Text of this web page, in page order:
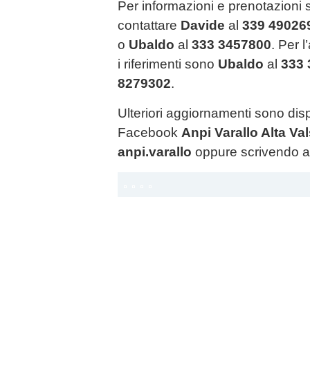
Per informazioni e prenotazioni
contattare Davide al 339
o Ubaldo al 333 3457800. Per
i riferimenti sono Ubaldo al 333
8279302.
Ulteriori aggiornamenti sono
Facebook Anpi Varallo Alta
anpi.varallo oppure scrivendo